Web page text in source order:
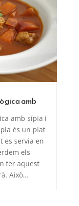
amb
amb sípia i
és un plat
es servia en
els
fer aquest
Això...